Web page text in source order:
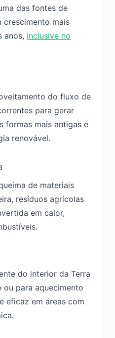
das fontes de
crescimento mais
anos, inclusive no
do fluxo de
para gerar
formas mais antigas e
renovável.
de materiais
resíduos agrícolas
em calor,
do interior da Terra
ou para aquecimento
eficaz em áreas com